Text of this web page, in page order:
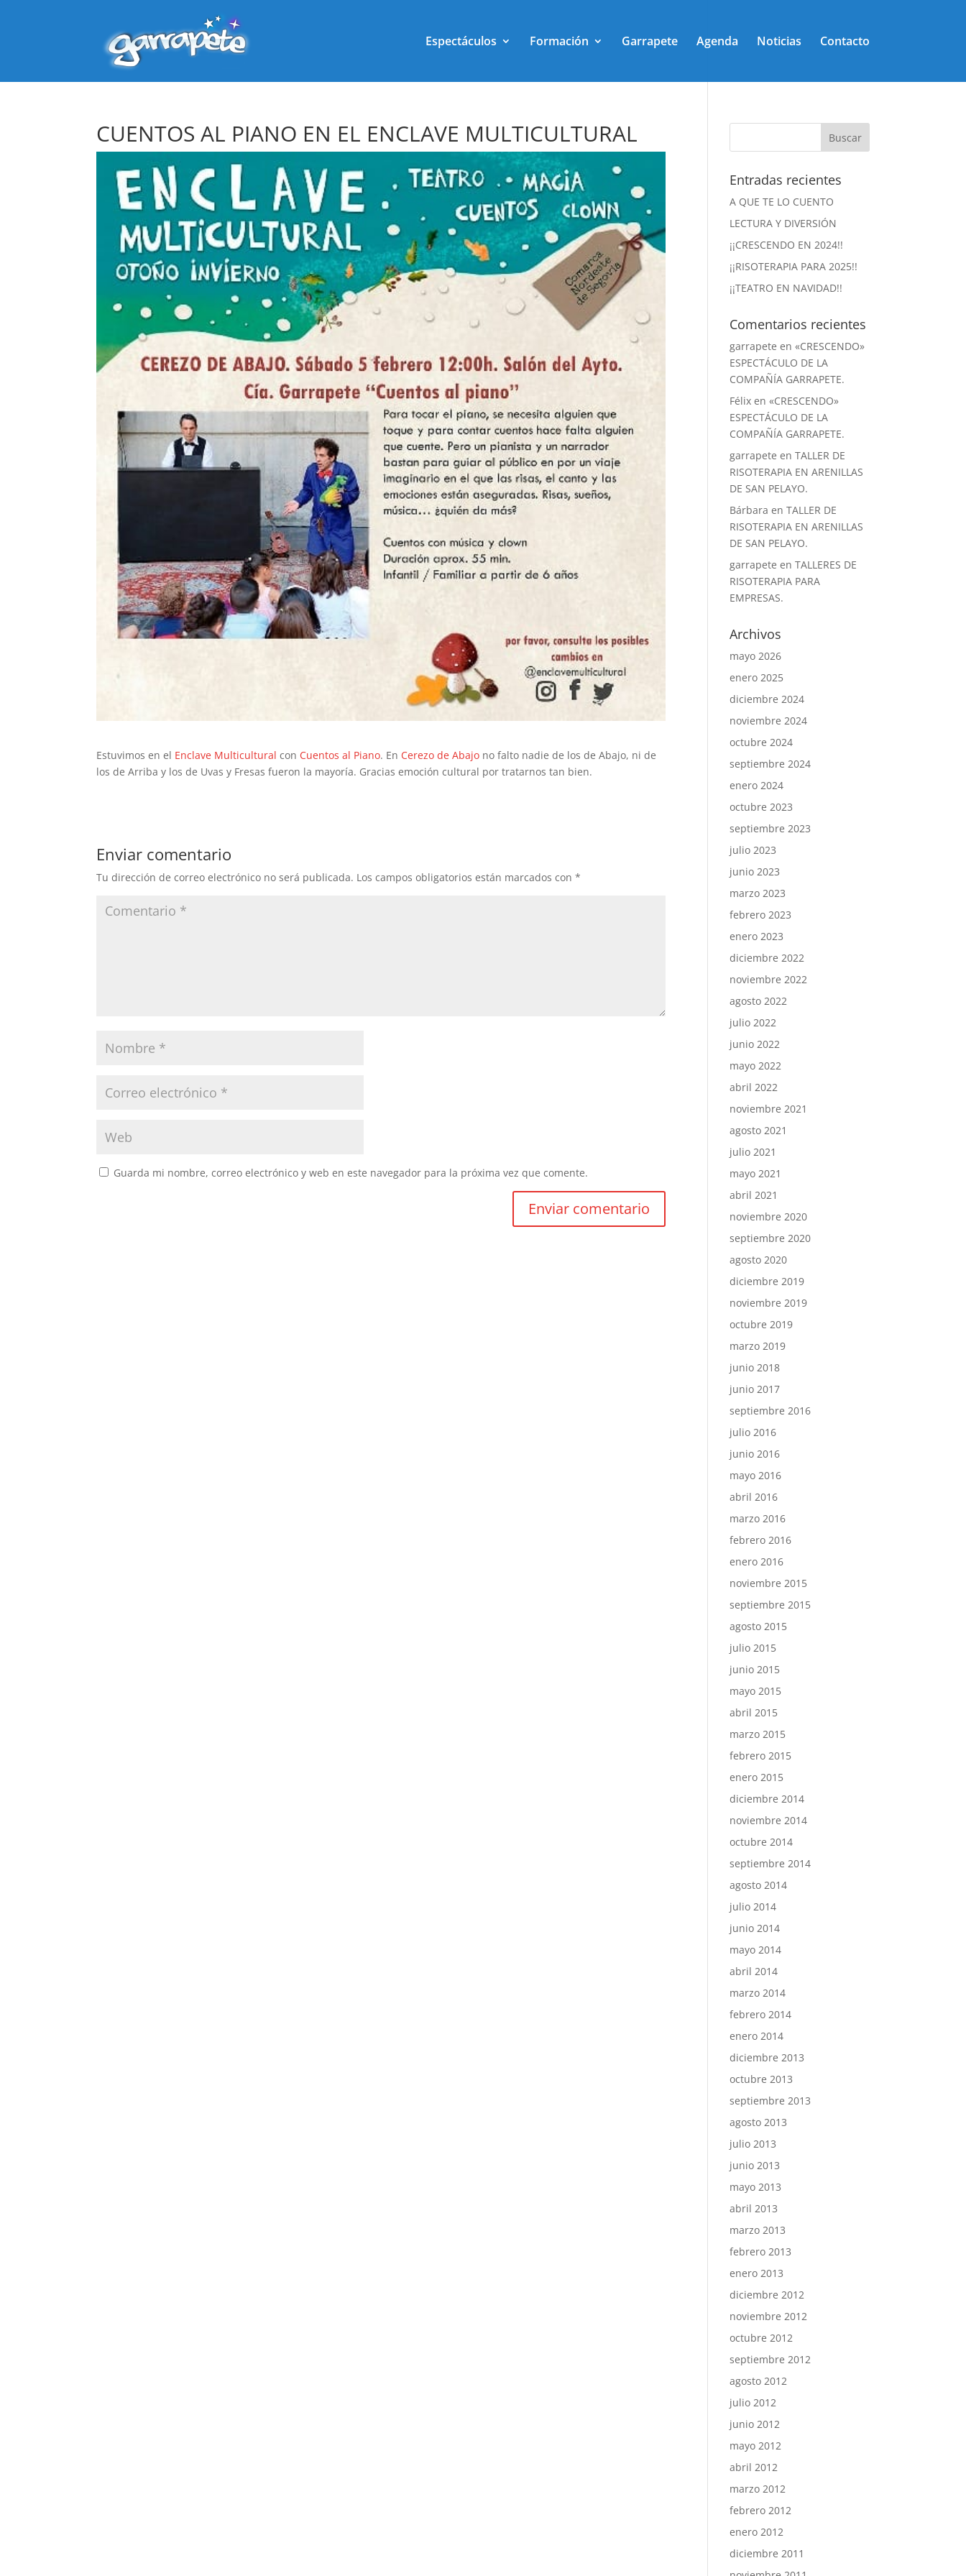
Espectáculos Formación Garrapete Agenda Noticias Contacto
CUENTOS AL PIANO EN EL ENCLAVE MULTICULTURAL
Estuvimos en el Enclave Multicultural con Cuentos al Piano. En Cerezo de Abajo no falto nadie de los de Abajo, ni de
los de Arriba y los de Uvas y Fresas fueron la mayoría. Gracias emoción cultural por tratarnos tan bien.
Enviar comentario
Tu dirección de correo electrónico no será publicada. Los campos obligatorios están marcados con*
Guarda mi nombre, correo electrónico y web en este navegador para la próxima vez que comente.
Entradas recientes
A QUE TE LO CUENTO
LECTURA Y DIVERSIÓN
¡¡CRESCENDO EN 2024!!
¡¡RISOTERAPIA PARA 2025!!
¡¡TEATRO EN NAVIDAD!!
Comentarios recientes
garrapete en«CRESCENDO»
ESPECTÁCULO DE LA
COMPAÑÍA GARRAPETE.
Félix en«CRESCENDO»
ESPECTÁCULO DE LA
COMPAÑÍA GARRAPETE.
garrapete enTALLER DE
RISOTERAPIA EN ARENILLAS
DE SAN PELAYO.
Bárbara enTALLER DE
RISOTERAPIA EN ARENILLAS
DE SAN PELAYO.
garrapete enTALLERES DE
RISOTERAPIA PARA
EMPRESAS.
Archivos
mayo 2026
enero 2025
diciembre 2024
noviembre 2024
octubre 2024
septiembre 2024
enero 2024
octubre 2023
septiembre 2023
julio 2023
junio 2023
marzo 2023
febrero 2023
enero 2023
diciembre 2022
noviembre 2022
agosto 2022
julio 2022
junio 2022
mayo 2022
abril 2022
noviembre 2021
agosto 2021
julio 2021
mayo 2021
abril 2021
noviembre 2020
septiembre 2020
agosto 2020
diciembre 2019
noviembre 2019
octubre 2019
marzo 2019
junio 2018
junio 2017
septiembre 2016
julio 2016
junio 2016
mayo 2016
abril 2016
marzo 2016
febrero 2016
enero 2016
noviembre 2015
septiembre 2015
agosto 2015
julio 2015
junio 2015
mayo 2015
abril 2015
marzo 2015
febrero 2015
enero 2015
diciembre 2014
noviembre 2014
octubre 2014
septiembre 2014
agosto 2014
julio 2014
junio 2014
mayo 2014
abril 2014
marzo 2014
febrero 2014
enero 2014
diciembre 2013
octubre 2013
septiembre 2013
agosto 2013
julio 2013
junio 2013
mayo 2013
abril 2013
marzo 2013
febrero 2013
enero 2013
diciembre 2012
noviembre 2012
octubre 2012
septiembre 2012
agosto 2012
julio 2012
junio 2012
mayo 2012
abril 2012
marzo 2012
febrero 2012
enero 2012
diciembre 2011